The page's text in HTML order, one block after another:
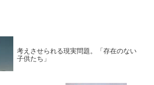
考えさせられる現実問題。「存在のない
子供たち」